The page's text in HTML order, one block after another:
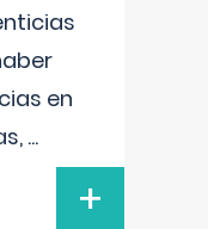
en
...
+